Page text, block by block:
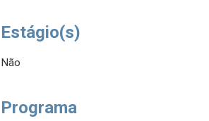
Estágio(s)
Não
Programa